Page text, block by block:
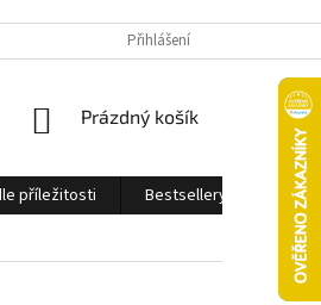
Přihlášení
NÁKUPNÍ
Prázdný košík
příležitosti Bestsellery